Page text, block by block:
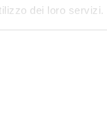
dei loro servizi.